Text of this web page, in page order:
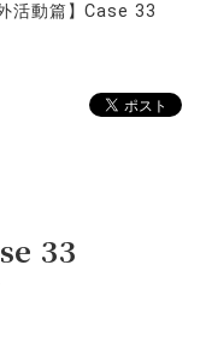
活動篇】Case 33
33